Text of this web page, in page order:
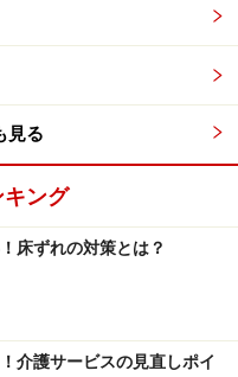
宅で作った肉じゃがが
たお芋の煮物が大好き
も1つや2つあると思う
、介護食を自宅で手間
ています。
り入れられている、ペ
お話します。
を理解しよう
見る
キング
床ずれの対策とは？
介護サービスの見直しポイ